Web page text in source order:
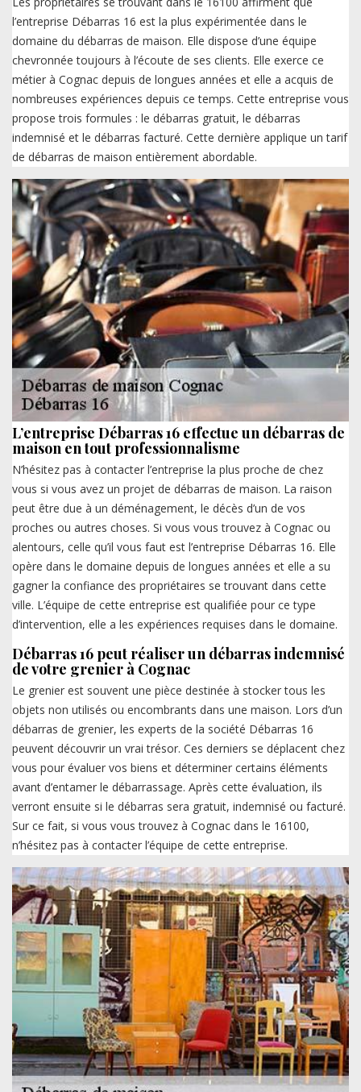
l’entreprise Débarras 16 est la plus expérimentée dans le
domaine du débarras de maison. Elle dispose d’une équipe
chevronnée toujours à l’écoute de ses clients. Elle exerce ce
métier à Cognac depuis de longues années et elle a acquis de
nombreuses expériences depuis ce temps. Cette entreprise vous
propose trois formules : le débarras gratuit, le débarras
indemnisé et le débarras facturé. Cette dernière applique un tarif
de débarras de maison entièrement abordable.
L’entreprise Débarras 16 effectue un débarras de
maison en tout professionnalisme
N’hésitez pas à contacter l’entreprise la plus proche de chez
vous si vous avez un projet de débarras de maison. La raison
peut être due à un déménagement, le décès d’un de vos
proches ou autres choses. Si vous vous trouvez à Cognac ou
alentours, celle qu’il vous faut est l’entreprise Débarras 16. Elle
opère dans le domaine depuis de longues années et elle a su
gagner la confiance des propriétaires se trouvant dans cette
ville. L’équipe de cette entreprise est qualifiée pour ce type
d’intervention, elle a les expériences requises dans le domaine.
Débarras 16 peut réaliser un débarras indemnisé
de votre grenier à Cognac
Le grenier est souvent une pièce destinée à stocker tous les
objets non utilisés ou encombrants dans une maison. Lors d’un
débarras de grenier, les experts de la société Débarras 16
peuvent découvrir un vrai trésor. Ces derniers se déplacent chez
vous pour évaluer vos biens et déterminer certains éléments
avant d’entamer le débarrassage. Après cette évaluation, ils
verront ensuite si le débarras sera gratuit, indemnisé ou facturé.
Sur ce fait, si vous vous trouvez à Cognac dans le 16100,
n’hésitez pas à contacter l’équipe de cette entreprise.